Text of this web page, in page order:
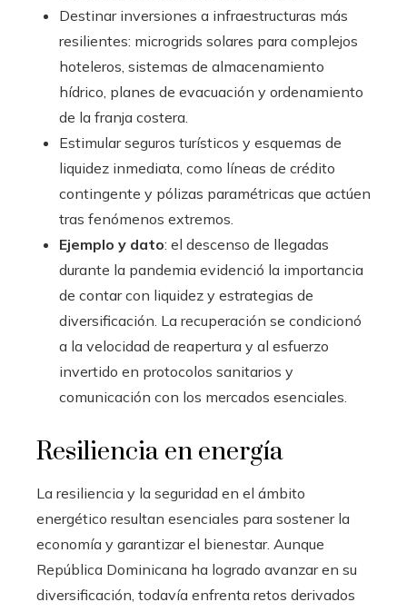
Destinar inversiones a infraestructuras más
resilientes: microgrids solares para complejos
hoteleros, sistemas de almacenamiento
hídrico, planes de evacuación y ordenamiento
de la franja costera.
Estimular seguros turísticos y esquemas de
liquidez inmediata, como líneas de crédito
contingente y pólizas paramétricas que actúen
tras fenómenos extremos.
Ejemplo y dato: el descenso de llegadas
durante la pandemia evidenció la importancia
de contar con liquidez y estrategias de
diversificación. La recuperación se condicionó
a la velocidad de reapertura y al esfuerzo
invertido en protocolos sanitarios y
comunicación con los mercados esenciales.
Resiliencia en energía
La resiliencia y la seguridad en el ámbito
energético resultan esenciales para sostener la
economía y garantizar el bienestar. Aunque
República Dominicana ha logrado avanzar en su
diversificación, todavía enfrenta retos derivados